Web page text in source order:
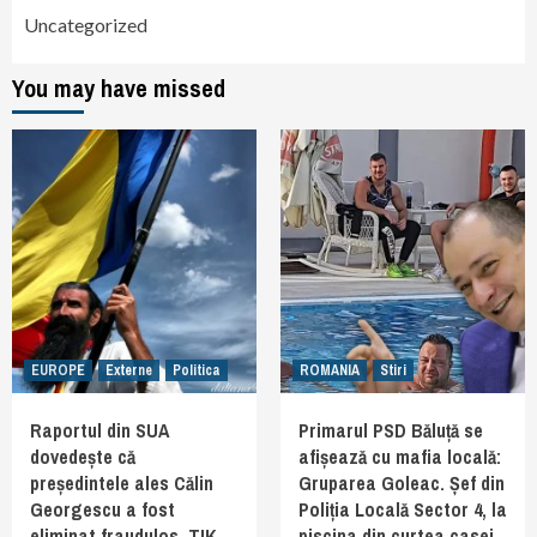
Uncategorized
You may have missed
EUROPE Externe Politica
Raportul din SUA
dovedește că
președintele ales Călin
Georgescu a fost
ROMANIA Stiri
Primarul PSD Băluță se
afișează cu mafia locală:
Gruparea Goleac. Șef din
Poliția Locală Sector 4, la